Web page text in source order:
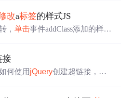
掉了a标签或者把a标签
，a
标签点击页面跳转之后返回
改a标签的样式JS
，单击事件addClass添加的样式
候在读出来。 循环a的链接，
如果相同，或包含有同样字符
接
何使用 jQuery创建超链接，并